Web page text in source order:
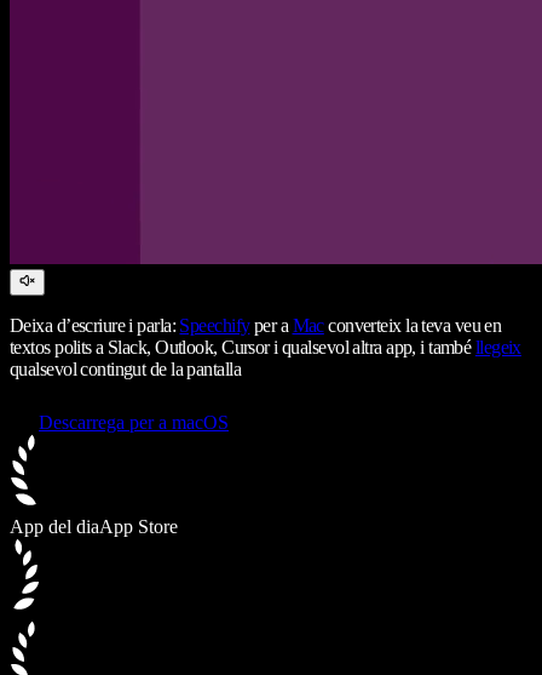
Deixa d’escriure i parla: Speechifyper a Macconverteix la teva veu en
textos polits a Slack, Outlook, Cursor i qualsevol altra app, i tambéllegeix
qualsevol contingut de la pantalla
Descarrega per a macOS
App del diaApp Store